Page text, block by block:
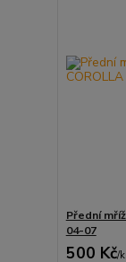
Přední
04-07
500 Kč/